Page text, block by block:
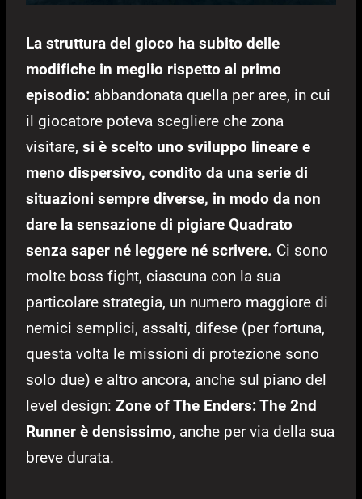
La struttura del gioco ha subito delle
modifiche in meglio rispetto al primo
episodio: abbandonata quella per aree, in cui
il giocatore poteva scegliere che zona
visitare, si è scelto uno sviluppo lineare e
meno dispersivo, condito da una serie di
situazioni sempre diverse, in modo da non
dare la sensazione di pigiare Quadrato
senza saper né leggere né scrivere. Ci sono
molte boss fight, ciascuna con la sua
particolare strategia, un numero maggiore di
nemici semplici, assalti, difese (per fortuna,
questa volta le missioni di protezione sono
solo due) e altro ancora, anche sul piano del
level design: Zone of The Enders: The 2nd
Runner è densissimo, anche per via della sua
breve durata.